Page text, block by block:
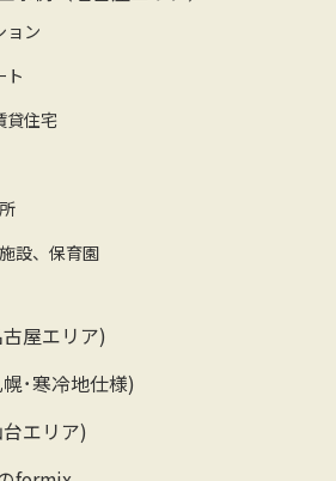
ョン
ト
貸住宅
設、保育園
屋エリア)
･寒冷地仕様)
エリア)